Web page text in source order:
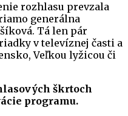
rozhlasu prevzala
generálna
Tá len pár
v televíznej časti a
Veľkou lyžicou či
škrtoch
programu.